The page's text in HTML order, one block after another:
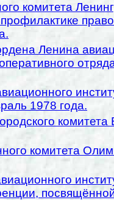
комитета
Ленина
1978 года.
комитета